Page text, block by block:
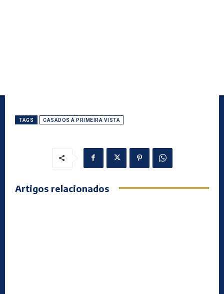
TAGS CASADOS À PRIMEIRA VISTA
Artigos relacionados